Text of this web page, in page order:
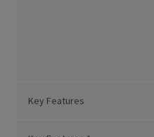
Key Features